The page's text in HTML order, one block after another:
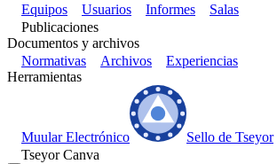
Equipos
Usuarios Informes
Salas
Publicaciones
Documentos y archivos
Normativas
Archivos
Experiencias
Herramientas
Muular Electrónico Sello de Tseyor
Tseyor Canva